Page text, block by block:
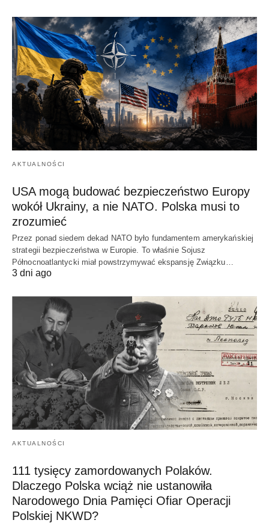
AKTUALNOŚCI
USA mogą budować bezpieczeństwo Europy
wokół Ukrainy, a nie NATO. Polska musi to
zrozumieć
Przez ponad siedem dekad NATO było fundamentem amerykańskiej
strategii bezpieczeństwa w Europie. To właśnie Sojusz
Północnoatlantycki miał powstrzymywać ekspansję Związku…
3 dni ago
AKTUALNOŚCI
111 tysięcy zamordowanych Polaków.
Dlaczego Polska wciąż nie ustanowiła
Narodowego Dnia Pamięci Ofiar Operacji
Polskiej NKWD?